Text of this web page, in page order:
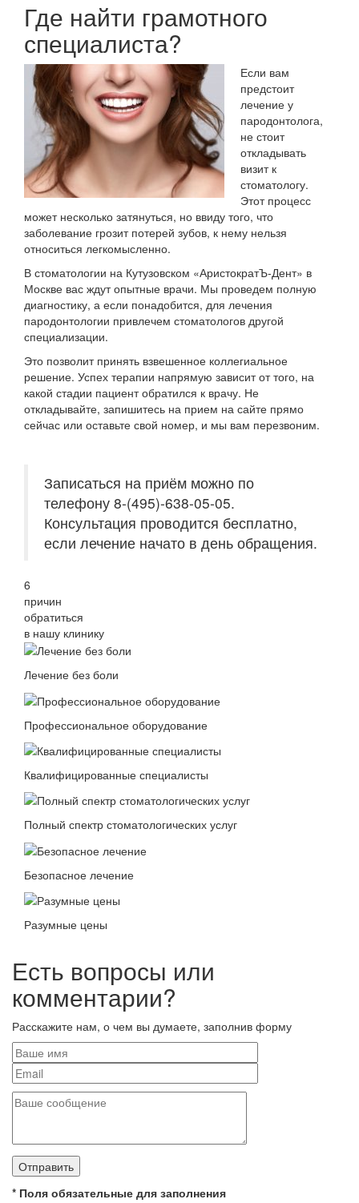
Где найти грамотного
специалиста?
Если вам
предстоит
лечение у
пародонтолога,
не стоит
откладывать
визит к
стоматологу.
Этот процесс
может несколько затянуться, но ввиду того, что
заболевание грозит потерей зубов, к нему нельзя
относиться легкомысленно.
В стоматологии на Кутузовском «АристократЪ-Дент» в
Москве вас ждут опытные врачи. Мы проведем полную
диагностику, а если понадобится, для лечения
пародонтологии привлечем стоматологов другой
специализации.
Это позволит принять взвешенное коллегиальное
решение. Успех терапии напрямую зависит от того, на
какой стадии пациент обратился к врачу. Не
откладывайте, запишитесь на прием на сайте прямо
сейчас или оставьте свой номер, и мы вам перезвоним.
Записаться на приём можно по
телефону 8-(495)-638-05-05.
Консультация проводится бесплатно,
если лечение начато в день обращения.
6
причин
обратиться
в нашу клинику
Лечение без боли
Профессиональное оборудование
Квалифицированные специалисты
Полный спектр стоматологических услуг
Безопасное лечение
Разумные цены
Есть вопросы или
комментарии?
Расскажите нам, о чем вы думаете, заполнив форму
* Поля обязательные для заполнения